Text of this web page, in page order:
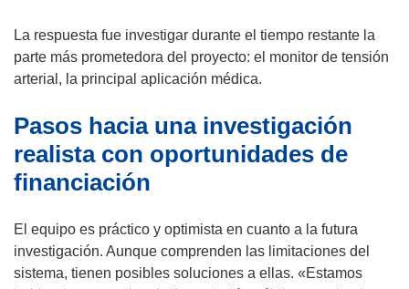
a
)
La respuesta fue investigar durante el tiempo restante la
parte más prometedora del proyecto: el monitor de tensión
arterial, la principal aplicación médica.
Pasos hacia una investigación
realista con oportunidades de
financiación
El equipo es práctico y optimista en cuanto a la futura
investigación. Aunque comprenden las limitaciones del
sistema, tienen posibles soluciones a ellas. «Estamos